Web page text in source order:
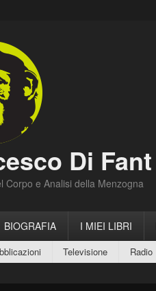
Di Fant
Corpo e Analisi della Menzogna
BIOGRAFIA I MIEI LIBRI
Televisione Radio